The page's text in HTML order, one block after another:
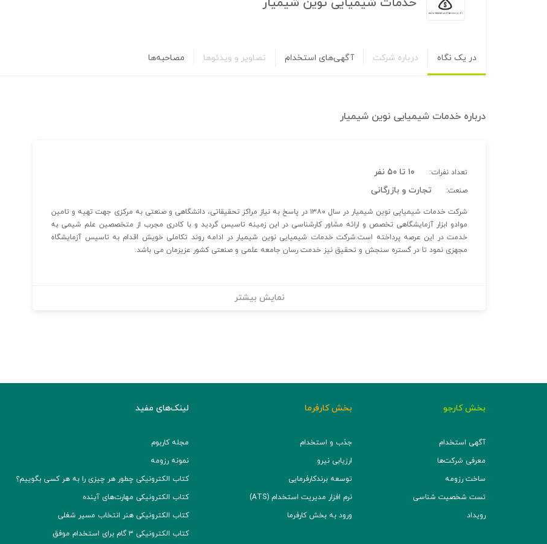
در یک نگاه درباره شرکت آگهی‌های استخدام تصاویر و ویدئوها مصاحبه‌ها
درباره خدمات شیمیایی نوین شیمیار
تعداد نفرات: ۱۰ تا ۵۰ نفر
صنعت: تجارت و بازرگانی
شرکت خدمات شیمیایی نوین شیمیار در سال ۱۳۸۰ در پاسخ به نیاز مراکز تحقیقاتی، دانشگاهی و صنعتی به مرکزی جهت تهیه و تامین
موادو ابزار آزمایشگاهی تخصص و ارائه مشاور کارشناسی در این زمینه تاسیس گردید و با کادری مجرب از متخصصین علم شیمی به
خدمت در این عرصه پرداخته است.شرکت خدمات شیمیایی نوین شیمیار در ادامه روند تکاملی خویش اقدام به تاسیس آزمایشگاه
مجهزی نمود تا در گستره سنجش و تحقیق نیز خدمت رسان جامعه علمی و صنعتی کشور عزیزمان می باشد.
نمایش بیشتر
بخش کارجو
آگهی استخدام
معرفی شرکت‌ها
ساخت رزومه
تست شخصیت شناسی
رویداد
بخش کارفرما
جذب و استخدام
ارزیابی نیرو
توسعه برند‌کارفرمایی
نرم افزار مدیریت استخدام (ATS)
ورود به بخش کارفرما
لینک‌های مفید
مجله کاربوم
نمونه رزومه
کتاب الکترونیکی چطور هر چیزی را به هر کسی بگوییم؟
کتاب الکترونیکی مهارت‌های آینده
کتاب الکترونیکی هنر انتخاب مسیر شغلی
کتاب الکترونیکی ۳ گام برای استخدام موفق